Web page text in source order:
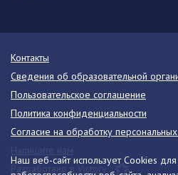
Наш веб-сайт использует Cookies
Контакты
Сведения об образовательной
Пользовательское соглашение
Политика конфиденциальности
Согласие на обработку
Разработано в Victory